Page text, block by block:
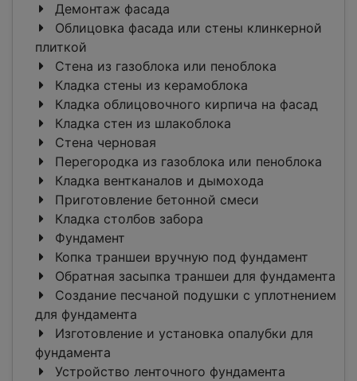
Демонтаж фасада
Облицовка фасада или стены клинкерной
плиткой
Стена из газоблока или пеноблока
Кладка стены из керамоблока
Кладка облицовочного кирпича на фасад
Кладка стен из шлакоблока
Стена черновая
Перегородка из газоблока или пеноблока
Кладка вентканалов и дымохода
Приготовление бетонной смеси
Кладка столбов забора
Фундамент
Копка траншеи вручную под фундамент
Обратная засыпка траншеи для фундамента
Создание песчаной подушки с уплотнением
для фундамента
Изготовление и установка опалубки для
фундамента
Устройство ленточного фундамента